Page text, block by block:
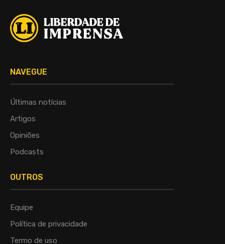
NAVEGUE
Últimas notícias
Artigos
Opiniões
Podcasts
OUTROS
Equipe
Política de privacidade
Termo de uso